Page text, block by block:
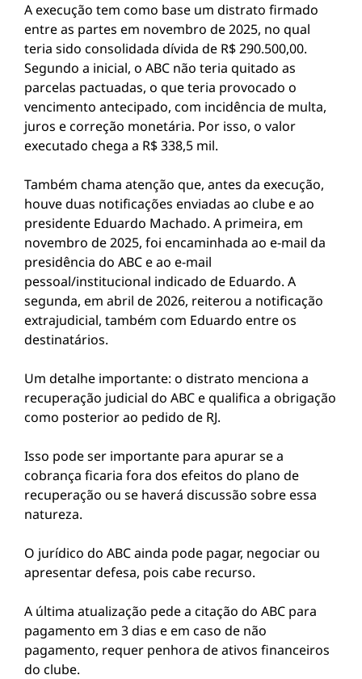
A execução tem como base um distrato firmado
entre as partes em novembro de 2025, no qual
teria sido consolidada dívida de R$ 290.500,00.
Segundo a inicial, o ABC não teria quitado as
parcelas pactuadas, o que teria provocado o
vencimento antecipado, com incidência de multa,
juros e correção monetária. Por isso, o valor
executado chega a R$ 338,5 mil.
Também chama atenção que, antes da execução,
houve duas notificações enviadas ao clube e ao
presidente Eduardo Machado. A primeira, em
novembro de 2025, foi encaminhada ao e-mail da
presidência do ABC e ao e-mail
pessoal/institucional indicado de Eduardo. A
segunda, em abril de 2026, reiterou a notificação
extrajudicial, também com Eduardo entre os
destinatários.
Um detalhe importante: o distrato menciona a
recuperação judicial do ABC e qualifica a obrigação
como posterior ao pedido de RJ.
Isso pode ser importante para apurar se a
cobrança ficaria fora dos efeitos do plano de
recuperação ou se haverá discussão sobre essa
natureza.
O jurídico do ABC ainda pode pagar, negociar ou
apresentar defesa, pois cabe recurso.
A última atualização pede a citação do ABC para
pagamento em 3 dias e em caso de não
pagamento, requer penhora de ativos financeiros
do clube.